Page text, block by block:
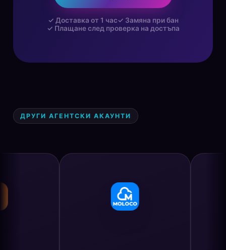
✓ Доставка от 1 час✓ Замяна при бан
✓ Плащане след проверка на достъпа
ДРУГИ АГЕНТСКИ АКАУНТИ